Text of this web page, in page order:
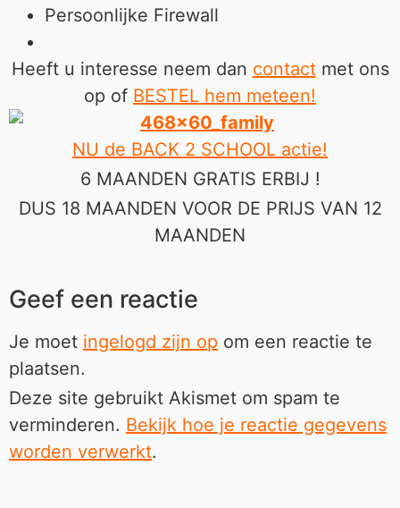
Persoonlijke Firewall
Heeft u interesse neem dan contactmet ons
op of BESTEL hem meteen!
NU de BACK 2 SCHOOL actie!
6 MAANDEN GRATIS ERBIJ !
DUS 18 MAANDEN VOOR DE PRIJS VAN 12
MAANDEN
Geef een reactie
Je moet ingelogd zijn op om een reactie te
plaatsen.
Deze site gebruikt Akismet om spam te
verminderen. Bekijk hoe je reactie gegevens
worden verwerkt.